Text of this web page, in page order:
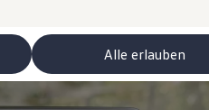
Alle erlauben